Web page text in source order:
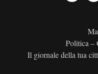
Politica –
Il giornale della tua